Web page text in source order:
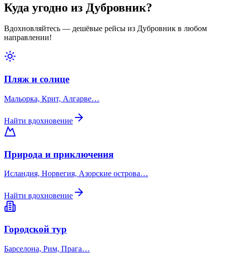
Куда угодно из Дубровник?
Вдохновляйтесь — дешёвые рейсы из Дубровник в любом
направлении!
Пляж и солнце
Мальорка, Крит, Алгарве…
Найти вдохновение
Природа и приключения
Исландия, Норвегия, Азорские острова…
Найти вдохновение
Городской тур
Барселона, Рим, Прага…